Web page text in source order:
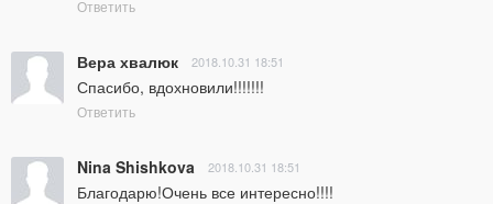
Ответить
Вера хвалюк 2018.10.31 18:51
Спасибо, вдохновили!!!!!!!
Ответить
Nina Shishkova 2018.10.31 18:51
Благодарю!Очень все интересно!!!!